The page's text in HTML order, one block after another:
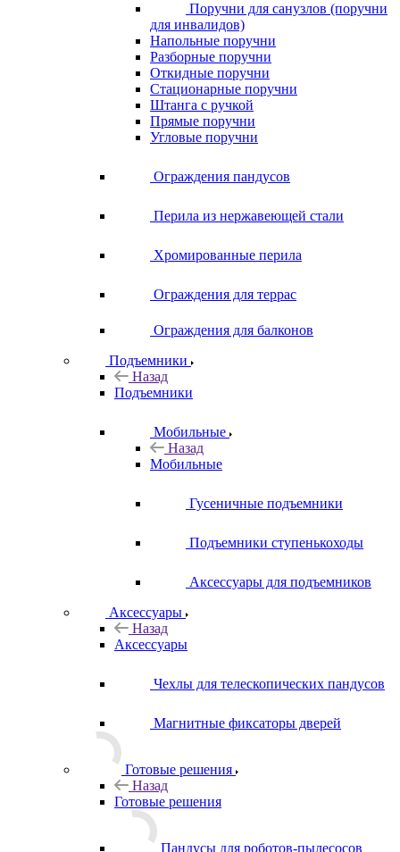
Поручни для санузлов (поручни
для инвалидов)
Напольные поручни
Разборные поручни
Откидные поручни
Стационарные поручни
Штанга с ручкой
Прямые поручни
Угловые поручни
Ограждения пандусов
Перила из нержавеющей стали
Хромированные перила
Ограждения для террас
Ограждения для балконов
Подъемники
Назад
Подъемники
Мобильные
Назад
Мобильные
Гусеничные подъемники
Подъемники ступенькоходы
Аксессуары для подъемников
Аксессуары
Назад
Аксессуары
Чехлы для телескопических пандусов
Магнитные фиксаторы дверей
Готовые решения
Назад
Готовые решения
Пандусы для роботов-пылесосов